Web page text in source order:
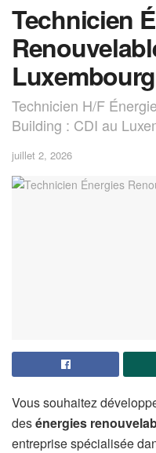
Technicien
Technicien H/F
Building : CDI au
juillet 2, 2026
Vous souhaitez
desénergies
entreprise spécialisée